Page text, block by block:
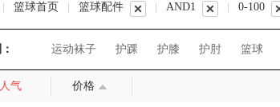
篮球首页 篮球配件 AND1 0-100
运动袜子 护踝 护膝 护肘 篮球
人气 价格